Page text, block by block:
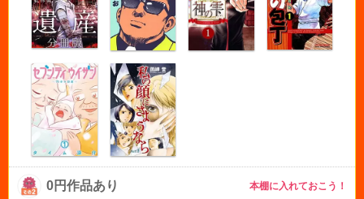
0円作品あり 本棚に入れておこう！